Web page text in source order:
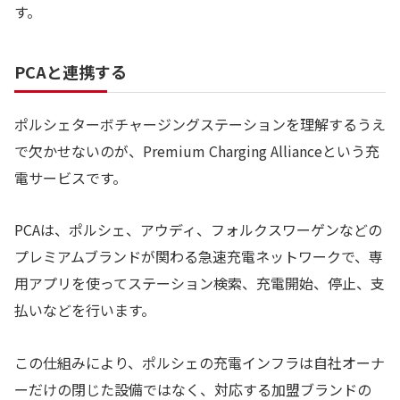
す。
PCAと連携する
ポルシェターボチャージングステーションを理解するうえ
で欠かせないのが、Premium Charging Allianceという充
電サービスです。
PCAは、ポルシェ、アウディ、フォルクスワーゲンなどの
プレミアムブランドが関わる急速充電ネットワークで、専
用アプリを使ってステーション検索、充電開始、停止、支
払いなどを行います。
この仕組みにより、ポルシェの充電インフラは自社オーナ
ーだけの閉じた設備ではなく、対応する加盟ブランドの